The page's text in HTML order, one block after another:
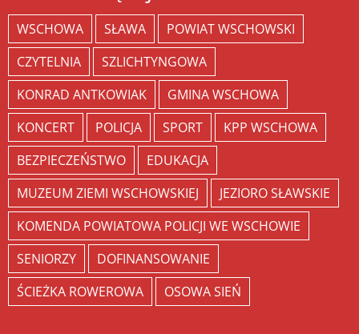
WSCHOWA SŁAWA
POWIAT WSCHOWSKI
CZYTELNIA
SZLICHTYNGOWA
KONRAD ANTKOWIAK
GMINA WSCHOWA
KONCERT
POLICJA SPORT
KPP WSCHOWA
BEZPIECZEŃSTWO
EDUKACJA
MUZEUM ZIEMI WSCHOWSKIEJ
JEZIORO SŁAWSKIE
KOMENDA POWIATOWA POLICJI WE WSCHOWIE
SENIORZY
DOFINANSOWANIE
ŚCIEŻKA ROWEROWA
OSOWA SIEŃ